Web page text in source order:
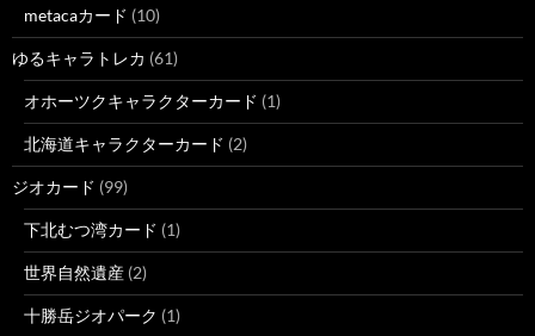
metacaカード (10)
ゆるキャラトレカ (61)
オホーツクキャラクターカード (1)
北海道キャラクターカード (2)
ジオカード (99)
下北むつ湾カード (1)
世界自然遺産 (2)
十勝岳ジオパーク (1)